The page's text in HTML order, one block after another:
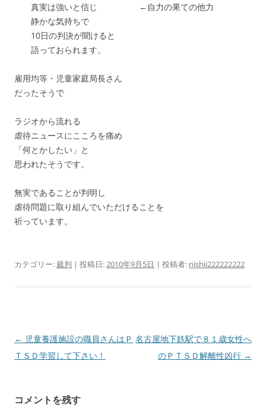
真実は強いと信じ ←自力の果ての他力
静かな気持ちで
10日の判決が聞けると
語っておられます。
雇用均等・児童家庭局長さん
だったそうで
ラジオから流れる
虐待ニュースにこころを痛め
「何とかしたい」と
思われたそうです。
無実であることが判明し
虐待問題に取り組んでいただけることを
祈っています。
カテゴリー:裁判 | 投稿日:2010年9月5日 | 投稿者: nishii222222222
投
稿
ゲ
← 児童養護施設の職員さんはＰ
ＴＳＤ学習して下さい！
名古屋地下鉄駅で８１歳女性へ
のＰＴＳＤ解離性凶行 →
コメントを残す